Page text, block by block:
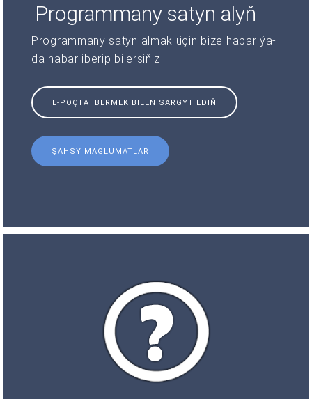
Programmany satyn alyň
Programmany satyn almak üçin bize habar ýa-
da habar iberip bilersiňiz
E-POÇTA IBERMEK BILEN SARGYT EDIŇ
ŞAHSY MAGLUMATLAR